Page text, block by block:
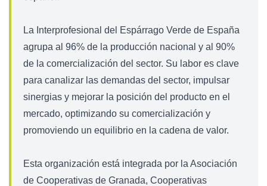
La Interprofesional del Espárrago Verde de España
agrupa al 96% de la producción nacional y al 90%
de la comercialización del sector. Su labor es clave
para canalizar las demandas del sector, impulsar
sinergias y mejorar la posición del producto en el
mercado, optimizando su comercialización y
promoviendo un equilibrio en la cadena de valor.
Esta organización está integrada por la Asociación
de Cooperativas de Granada, Cooperativas